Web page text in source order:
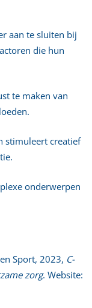
aan te sluiten bij
die hun
te maken van
stimuleert creatief
onderwerpen
Sport, 2023, C-
zorg. Website: